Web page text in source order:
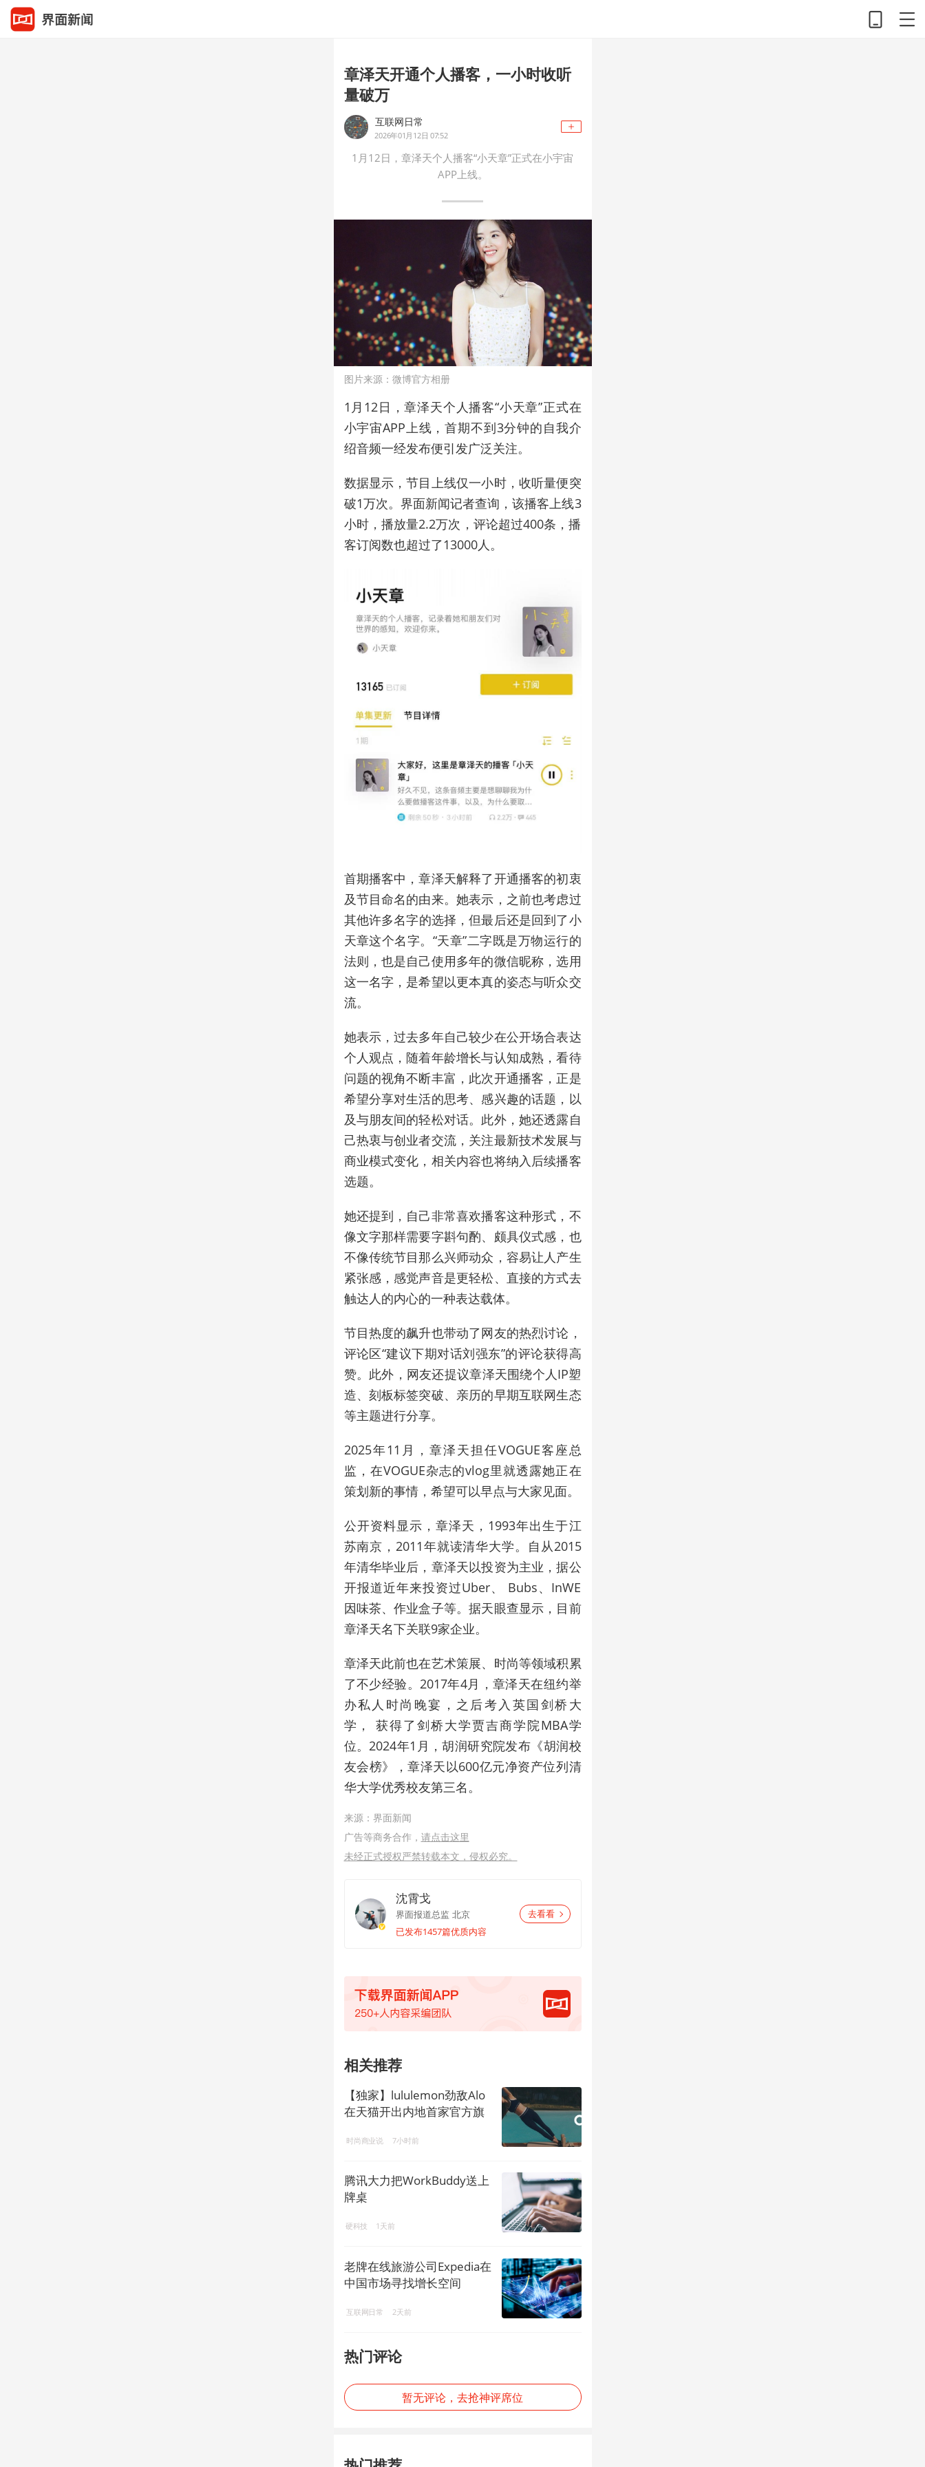
章泽天开通个人播客，一小时收听
量破万
互联网日常
2026年01月12日 07:52
1月12日，章泽天个人播客“小天章”正式在小宇宙
APP上线。
图片来源：微博官方相册
1月12日，章泽天个人播客“小天章”正式在
小宇宙APP上线，首期不到3分钟的自我介
绍音频一经发布便引发广泛关注。
数据显示，节目上线仅一小时，收听量便突
破1万次。界面新闻记者查询，该播客上线3
小时，播放量2.2万次，评论超过400条，播
客订阅数也超过了13000人。
首期播客中，章泽天解释了开通播客的初衷
及节目命名的由来。她表示，之前也考虑过
其他许多名字的选择，但最后还是回到了小
天章这个名字。 “天章”二字既是万物运行的
法则，也是自己使用多年的微信昵称，选用
这一名字，是希望以更本真的姿态与听众交
流。
她表示，过去多年自己较少在公开场合表达
个人观点，随着年龄增长与认知成熟，看待
问题的视角不断丰富，此次开通播客，正是
希望分享对生活的思考、感兴趣的话题，以
及与朋友间的轻松对话。此外，她还透露自
己热衷与创业者交流，关注最新技术发展与
商业模式变化，相关内容也将纳入后续播客
选题。
她还提到，自己非常喜欢播客这种形式，不
像文字那样需要字斟句酌、颇具仪式感，也
不像传统节目那么兴师动众，容易让人产生
紧张感，感觉声音是更轻松、直接的方式去
触达人的内心的一种表达载体。
节目热度的飙升也带动了网友的热烈讨论，
评论区“建议下期对话刘强东”的评论获得高
赞。此外，网友还提议章泽天围绕个人IP塑
造、刻板标签突破、亲历的早期互联网生态
等主题进行分享。
2025年11月，章泽天担任VOGUE客座总
监，在VOGUE杂志的vlog里就透露她正在
策划新的事情，希望可以早点与大家见面。
公开资料显示，章泽天，1993年出生于江
苏南京，2011年就读清华大学。自从2015
年清华毕业后，章泽天以投资为主业，据公
开报道近年来投资过Uber、 Bubs、InWE
因味茶、作业盒子等。据天眼查显示，目前
章泽天名下关联9家企业。
章泽天此前也在艺术策展、时尚等领域积累
了不少经验。 2017年4月，章泽天在纽约举
办私人时尚晚宴，之后考入英国剑桥大
学，
获得了剑桥大学贾吉商学院MBA学
位。2024年1月，胡润研究院发布《胡润校
友会榜》，章泽天以600亿元净资产位列清
华大学优秀校友第三名。
来源：界面新闻
广告等商务合作， 请点击这里
未经正式授权严禁转载本文，侵权必究。
沈霄戈
界面报道总监 北京
已发布1457篇优质内容
去看看
相关推荐
【独家】lululemon劲敌Alo
在天猫开出内地首家官方旗
时尚商业说 7小时前
腾讯大力把WorkBuddy送上
牌桌
硬科技 1天前
老牌在线旅游公司Expedia在
中国市场寻找增长空间
互联网日常 2天前
热门评论
暂无评论，去抢神评席位